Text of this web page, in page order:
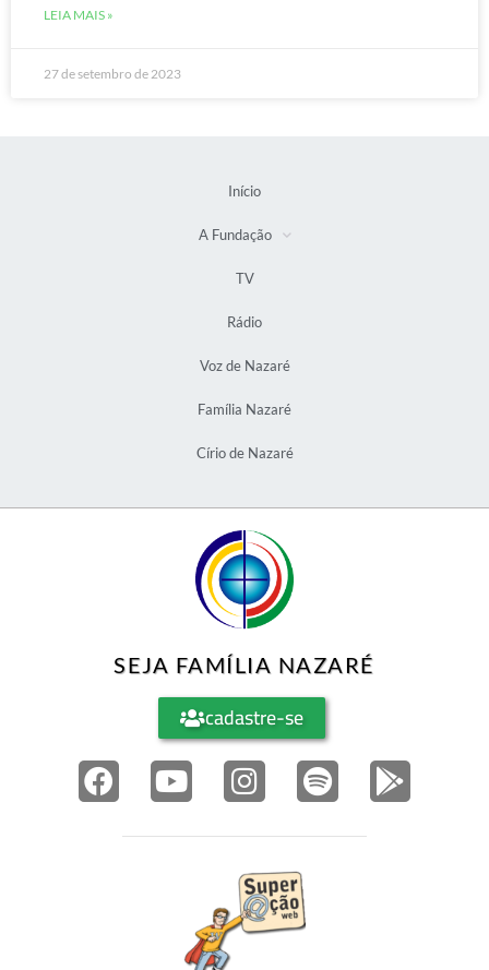
LEIA MAIS »
27 de setembro de 2023
Início
A Fundação
TV
Rádio
Voz de Nazaré
Família Nazaré
Círio de Nazaré
SEJA FAMÍLIA NAZARÉ
cadastre-se